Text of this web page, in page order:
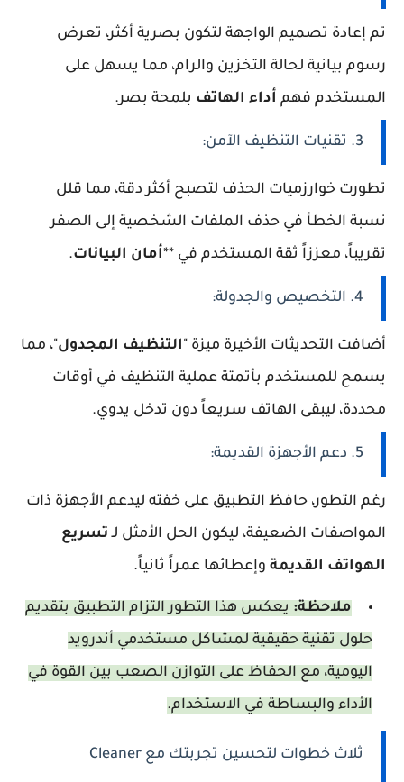
تم إعادة تصميم الواجهة لتكون بصرية أكثر، تعرض
رسوم بيانية لحالة التخزين والرام، مما يسهل على
المستخدم فهم أداء الهاتف بلمحة بصر.
3. تقنيات التنظيف الآمن:
تطورت خوارزميات الحذف لتصبح أكثر دقة، مما قلل
نسبة الخطأ في حذف الملفات الشخصية إلى الصفر
تقريباً، معززاً ثقة المستخدم في **أمان البيانات.
4. التخصيص والجدولة:
أضافت التحديثات الأخيرة ميزة "التنظيف المجدول"، مما
يسمح للمستخدم بأتمتة عملية التنظيف في أوقات
محددة، ليبقى الهاتف سريعاً دون تدخل يدوي.
5. دعم الأجهزة القديمة:
رغم التطور، حافظ التطبيق على خفته ليدعم الأجهزة ذات
المواصفات الضعيفة، ليكون الحل الأمثل لـ تسريع
الهواتف القديمة وإعطائها عمراً ثانياً.
ملاحظة: يعكس هذا التطور التزام التطبيق بتقديم
حلول تقنية حقيقية لمشاكل مستخدمي أندرويد
اليومية، مع الحفاظ على التوازن الصعب بين القوة في
الأداء والبساطة في الاستخدام.
ثلاث خطوات لتحسين تجربتك مع Cleaner